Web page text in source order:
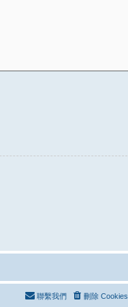
刪除 Cookies
聯繫我們